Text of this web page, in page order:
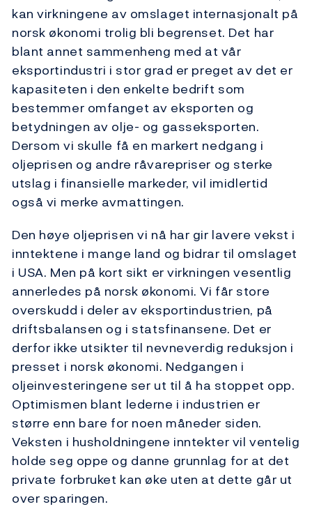
kan virkningene av omslaget internasjonalt på
norsk økonomi trolig bli begrenset. Det har
blant annet sammenheng med at vår
eksportindustri i stor grad er preget av det er
kapasiteten i den enkelte bedrift som
bestemmer omfanget av eksporten og
betydningen av olje- og gasseksporten.
Dersom vi skulle få en markert nedgang i
oljeprisen og andre råvarepriser og sterke
utslag i finansielle markeder, vil imidlertid
også vi merke avmattingen.
Den høye oljeprisen vi nå har gir lavere vekst i
inntektene i mange land og bidrar til omslaget
i USA. Men på kort sikt er virkningen vesentlig
annerledes på norsk økonomi. Vi får store
overskudd i deler av eksportindustrien, på
driftsbalansen og i statsfinansene. Det er
derfor ikke utsikter til nevneverdig reduksjon i
presset i norsk økonomi. Nedgangen i
oljeinvesteringene ser ut til å ha stoppet opp.
Optimismen blant lederne i industrien er
større enn bare for noen måneder siden.
Veksten i husholdningene inntekter vil ventelig
holde seg oppe og danne grunnlag for at det
private forbruket kan øke uten at dette går ut
over sparingen.